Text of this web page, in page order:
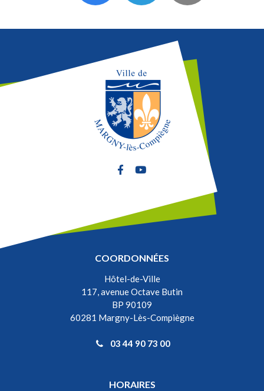
Lien vers le compte Facebook
Lien vers la chaîne Youtube
COORDONNÉES
Hôtel-de-Ville
117, avenue Octave Butin
BP 90109
60281 Margny-Lès-Compiègne
03 44 90 73 00
HORAIRES